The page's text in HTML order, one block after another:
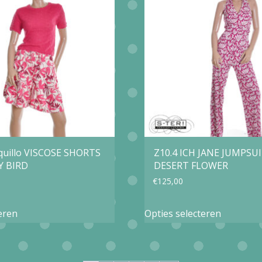
Deze
optie
kan
gekozen
worden
op
de
productpagina
Deze
optie
kan
gekozen
worden
op
de
VISCOSE SHORTS
BIRD
heeft
Z10.4 ICH JANE
DESERT FLOWER
€125,00
Opties selecteren
heeft